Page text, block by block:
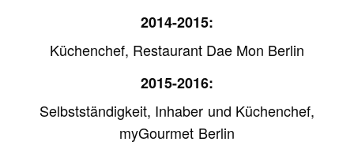
2014-2015:
Küchenchef, Restaurant Dae Mon Berlin
2015-2016:
Selbstständigkeit, Inhaber und Küchenchef,
myGourmet Berlin